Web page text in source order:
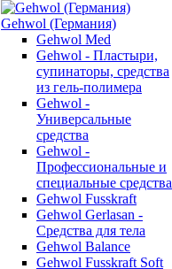
Gehwol (Германия)
Gehwol Med
Gehwol - Пластыри,
супинаторы, средства
из гель-полимера
Gehwol -
Универсальные
средства
Gehwol -
Профессиональные и
специальные средства
Gehwol Fusskraft
Gehwol Gerlasan -
Средства для тела
Gehwol Balance
Gehwol Fusskraft Soft